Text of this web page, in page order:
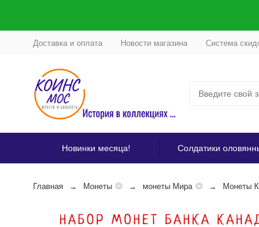
Доставка и оплата Новости магазина Система
Новинки месяца! Солдатики
Главная Монеты монеты Мира Монеты